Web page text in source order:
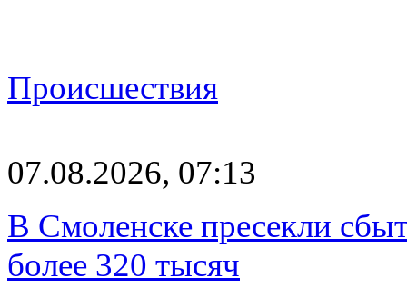
Происшествия
07.08.2026, 07:13
В Смоленске пресекли
более 320 тысяч